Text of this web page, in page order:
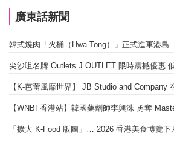
廣東話新聞
【WNBF香港站】韓國藥劑師李興洙 勇奪
「擴大 K-Food 版圖」… 2026 香港美食博覽下